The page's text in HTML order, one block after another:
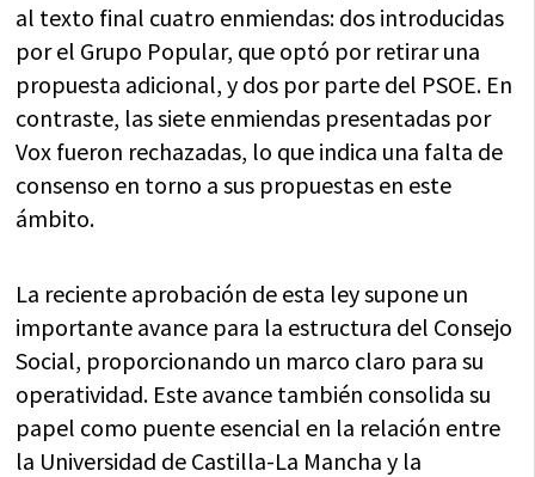
al texto final cuatro enmiendas: dos introducidas
por el Grupo Popular, que optó por retirar una
propuesta adicional, y dos por parte del PSOE. En
contraste, las siete enmiendas presentadas por
Vox fueron rechazadas, lo que indica una falta de
consenso en torno a sus propuestas en este
ámbito.
La reciente aprobación de esta ley supone un
importante avance para la estructura del Consejo
Social, proporcionando un marco claro para su
operatividad. Este avance también consolida su
papel como puente esencial en la relación entre
la Universidad de Castilla-La Mancha y la